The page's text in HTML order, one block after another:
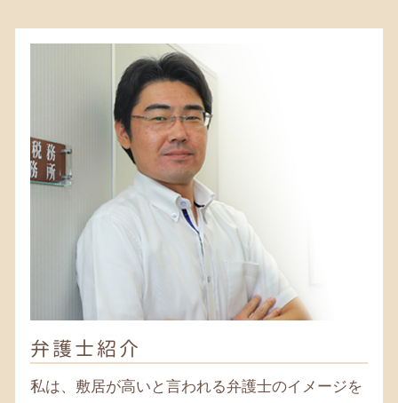
遺産分割協議書 相続放棄
死亡保険金 相続税
相続放棄 期限
相続放棄 申述書 書き方
相続人 認知症
成年後見人 親族
離婚 養育費
離婚 子供 連れ去り
相続税 藤沢市 弁護士
相続 鎌倉 税理士
相続税 町田 弁護士
相続税 相模原 税理士
相続税 平塚 弁護士
相続 寒川 弁護士
相続 相模原 税理士
遺言書 相模原 税理士
遺言書 大和 税理士
相続 大和 弁護士
相続 平塚 弁護士
遺言書 平塚 税理士
遺言書 寒川 税理士
遺言書 茅ヶ崎 弁護士
相続税 大和 税理士
相続 大和 税理士
相続税 大和 弁護士
弁護士紹介
私は、敷居が高いと言われる弁護士のイメージを